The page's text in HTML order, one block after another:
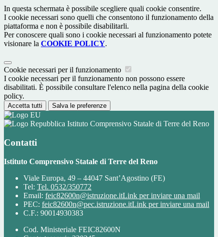
In questa schermata è possibile scegliere quali cookie consentire.
I cookie necessari sono quelli che consentono il funzionamento della
piattaforma e non è possibile disabilitarli.
Per conoscere quali sono i cookie necessari al funzionamento potete
visionare la COOKIE POLICY.
Cookie necessari per il funzionamento
I cookie necessari per il funzionamento non possono essere
disabilitati. È possibile consultare l'elenco nella pagina della cookie
policy.
Accetta tutti Salva le preferenze
Istituto Comprensivo Statale di Terre del Reno
Contatti
Istituto Comprensivo Statale di Terre del Reno
Viale Europa, 49 – 44047 Sant’Agostino (FE)
Tel: Tel. 0532/350772
Email: feic82600n@istruzione.itLink per inviare una mail
PEC: feic82600n@pec.istruzione.itLink per inviare una mail
C.F.: 90014930383
Cod. Ministeriale FEIC82600N